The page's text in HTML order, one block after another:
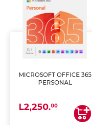
MICROSOFT OFFICE 365
PERSONAL
L2,250.00